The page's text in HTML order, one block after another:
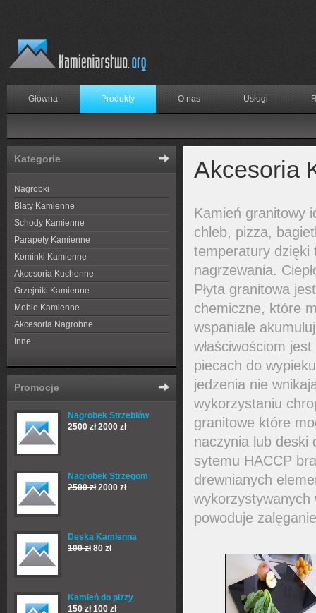
Główna Produkty O nas Usługi
Kategorie
Nagrobki
Blaty Kamienne
Schody Kamienne
Parapety Kamienne
Kominki Kamienne
Akcesoria Kuchenne
Grzejniki Kamienne
Meble Kamienne
Akcesoria Nagrobne
Inne
Promocje
Nagrobek Strzeblów
2500 zł2000 zł
Nagrobek Strzegom
2500 zł2000 zł
Deska Kamienna
100 zł80 zł
Kamień do pizzy
150 zł100 zł
Akcesoria
Kamień granitowy
chleb, pizza,
temperatury dzięki
nagrzewania.
Płyta granitowa
chemiczne, które
wspaniale
właściwościom
piecach do
jedzenia nie
wykorzystaniu
granitowe które
naczynia lub deski
sytemu HACCP
drewnianych
wykorzystywanych
powoduje